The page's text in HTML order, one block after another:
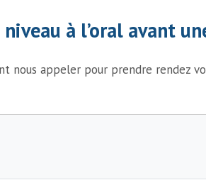
à l’oral avant
nous appeler pour prendre rendez